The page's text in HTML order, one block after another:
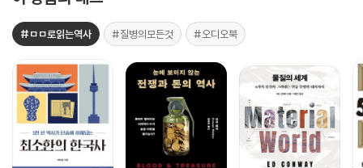
#ㅁㅁ로읽는역사 #질병의모든것 #오디오북